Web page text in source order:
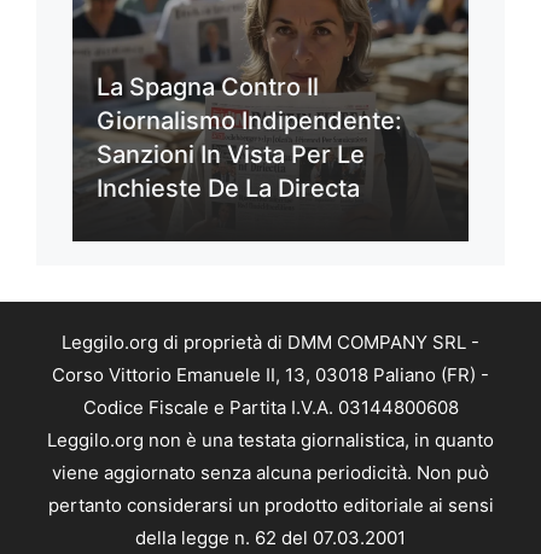
La Spagna Contro Il
Giornalismo Indipendente:
Sanzioni In Vista Per Le
Inchieste De La Directa
Leggilo.org di proprietà di DMM COMPANY SRL -
Corso Vittorio Emanuele II, 13, 03018 Paliano (FR) -
Codice Fiscale e Partita I.V.A. 03144800608
Leggilo.org non è una testata giornalistica, in quanto
viene aggiornato senza alcuna periodicità. Non può
pertanto considerarsi un prodotto editoriale ai sensi
della legge n. 62 del 07.03.2001